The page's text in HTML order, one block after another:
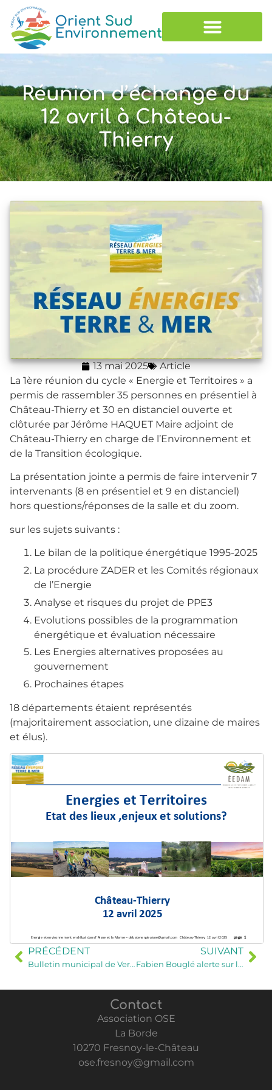
Réunion d’échange du
12 avril à Château-
Thierry
13 mai 2025
Article
La 1ère réunion du cycle « Energie et Territoires » a
permis de rassembler 35 personnes en présentiel à
Château-Thierry et 30 en distanciel ouverte et
clôturée par Jérôme HAQUET Maire adjoint de
Château-Thierry en charge de l’Environnement et
de la Transition écologique.
La présentation jointe a permis de faire intervenir 7
intervenants (8 en présentiel et 9 en distanciel)
hors questions/réponses de la salle et du zoom.
sur les sujets suivants :
Le bilan de la politique énergétique 1995-2025
La procédure ZADER et les Comités régionaux
de l’Energie
Analyse et risques du projet de PPE3
Evolutions possibles de la programmation
énergétique et évaluation nécessaire
Les Energies alternatives proposées au
gouvernement
Prochaines étapes
18 départements étaient représentés
(majoritairement association, une dizaine de maires
et élus).
PRÉCÉDENT
Bulletin municipal de Verrières
SUIVANT
Fabien Bouglé alerte sur le plan énergétique
Contact
Association OSE
La Borde
10270 Fresnoy-le-Château
ose.fresnoy@gmail.com